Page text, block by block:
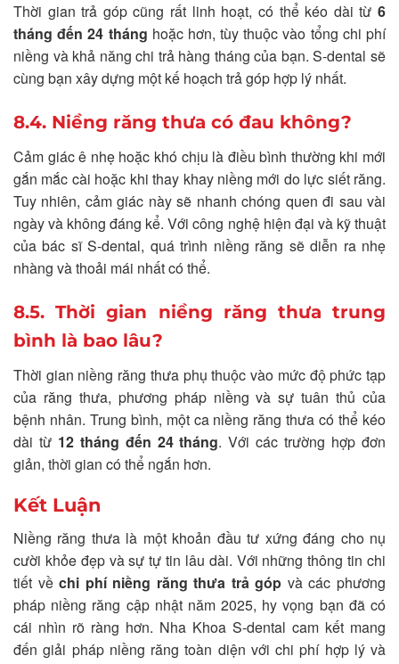
Thời gian trả góp cũng rất linh hoạt, có thể kéo dài từ 6
tháng đến 24 tháng hoặc hơn, tùy thuộc vào tổng chi phí
niềng và khả năng chi trả hàng tháng của bạn. S-dental sẽ
cùng bạn xây dựng một kế hoạch trả góp hợp lý nhất.
8.4. Niềng răng thưa có đau không?
Cảm giác ê nhẹ hoặc khó chịu là điều bình thường khi mới
gắn mắc cài hoặc khi thay khay niềng mới do lực siết răng.
Tuy nhiên, cảm giác này sẽ nhanh chóng quen đi sau vài
ngày và không đáng kể. Với công nghệ hiện đại và kỹ thuật
của bác sĩ S-dental, quá trình niềng răng sẽ diễn ra nhẹ
nhàng và thoải mái nhất có thể.
8.5. Thời gian niềng răng thưa trung
bình là bao lâu?
Thời gian niềng răng thưa phụ thuộc vào mức độ phức tạp
của răng thưa, phương pháp niềng và sự tuân thủ của
bệnh nhân. Trung bình, một ca niềng răng thưa có thể kéo
dài từ 12 tháng đến 24 tháng. Với các trường hợp đơn
giản, thời gian có thể ngắn hơn.
Kết Luận
Niềng răng thưa là một khoản đầu tư xứng đáng cho nụ
cười khỏe đẹp và sự tự tin lâu dài. Với những thông tin chi
tiết vềchi phí niềng răng thưa trả góp và các phương
pháp niềng răng cập nhật năm 2025, hy vọng bạn đã có
cái nhìn rõ ràng hơn. Nha Khoa S-dental cam kết mang
đến giải pháp niềng răng toàn diện với chi phí hợp lý và